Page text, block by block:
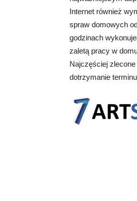
Internet również
spraw domowych
godzinach
zaletą pracy w
Najczęściej
dotrzymanie